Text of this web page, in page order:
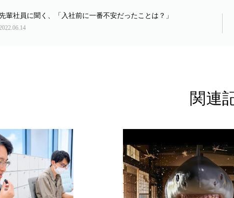
輩社員に聞く、「入社前に一番不安だったことは？」
関連